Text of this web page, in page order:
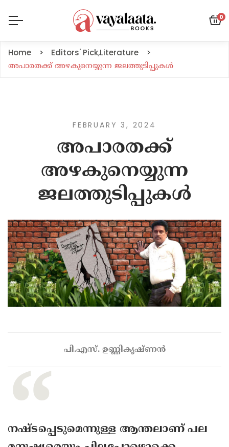
0
Home Editors' Pick,Literature
അപാരതക്ക് അഴകുനെയ്യുന്ന ജലത്തുടിപ്പുകള്‍
FEBRUARY 3, 2024
അപാരതക്ക്
അഴകുനെയ്യുന്ന
ജലത്തുടിപ്പുകള്‍
പി.എസ്. ഉണ്ണികൃഷ്ണന്‍
നഷ്ടപ്പെടുമെന്നുള്ള ആന്തലാണ് പല